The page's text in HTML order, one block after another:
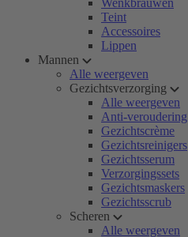
Wenkbrauwen
Teint
Accessoires
Lippen
Mannen
Alle weergeven
Gezichtsverzorging
Alle weergeven
Anti-veroudering
Gezichtscrème
Gezichtsreinigers
Gezichtsserum
Verzorgingssets
Gezichtsmaskers
Gezichtsscrub
Scheren
Alle weergeven